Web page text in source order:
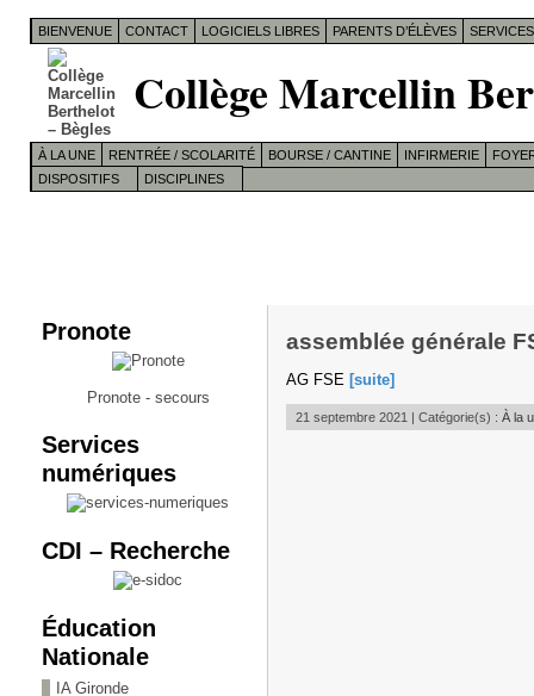
BIENVENUE CONTACT LOGICIELS LIBRES PARENTS D’ÉLÈVES
Collège Marcellin
À LA UNE RENTRÉE / SCOLARITÉ BOURSE / CANTINE INFIRMERIE
DISPOSITIFS
DISCIPLINES
Pronote
Pronote - secours
Services
numériques
CDI – Recherche
Éducation
Nationale
IA Gironde
assemblée générale
AG FSE [suite]
21 septembre 2021 | Catégorie(s) : À la